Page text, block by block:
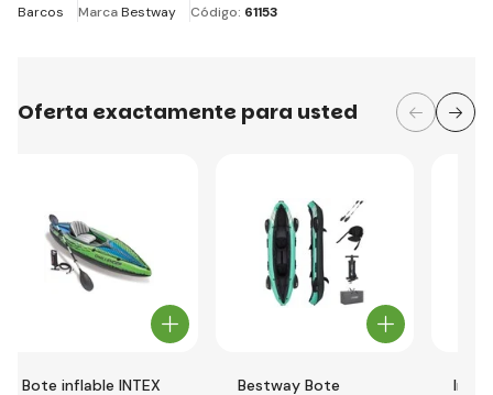
Barcos
MarcaBestway Código: 61153
Oferta exactamente para usted
Bote inflable INTEX Bestway Bote